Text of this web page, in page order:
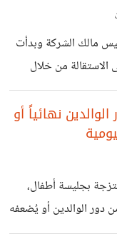
بنفس الخطة دون
والاستفادة من
تتفقون معي بأننا
مالك الشركة وبدأت
من خلال
الوضع؟
نهائياً أو
بجليسة أطفال،
دور الوالدين أو يُضعفه
تكميلي، فهي كانت